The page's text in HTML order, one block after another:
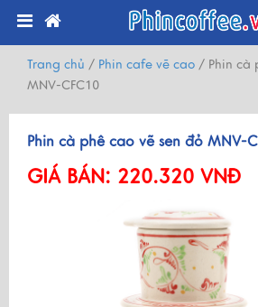
Trang chủ / Phin cafe vẽ cao / Phin cà
MNV-CFC10
Phin cà phê cao vẽ sen đỏ MNV-
GIÁ BÁN: 220.320 VNĐ